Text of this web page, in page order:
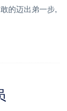
的迈出弟一步,